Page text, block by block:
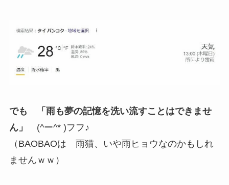
でも 「雨も夢の記憶を洗い流すことはできませ
ん」
(^ー^* )フフ♪
（BAOBAOは 雨猫、いや雨ヒョウなのかもしれ
ませんｗｗ）